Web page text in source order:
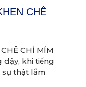
CHÊ
CHỈ MỈM
dậy, khi tiếng
sự thật lắm